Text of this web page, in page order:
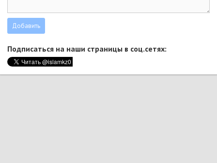
Подписаться на наши страницы в соц.сетях: